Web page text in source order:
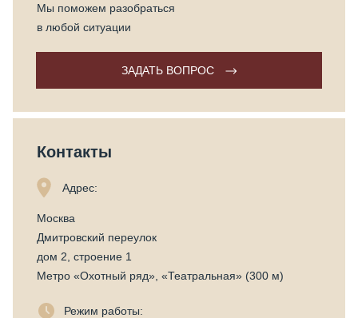
Мы поможем разобраться
в любой ситуации
ЗАДАТЬ ВОПРОС
Контакты
Адрес:
Москва
Дмитровский переулок
дом 2, строение 1
Метро «Охотный ряд», «Театральная» (300 м)
Режим работы: